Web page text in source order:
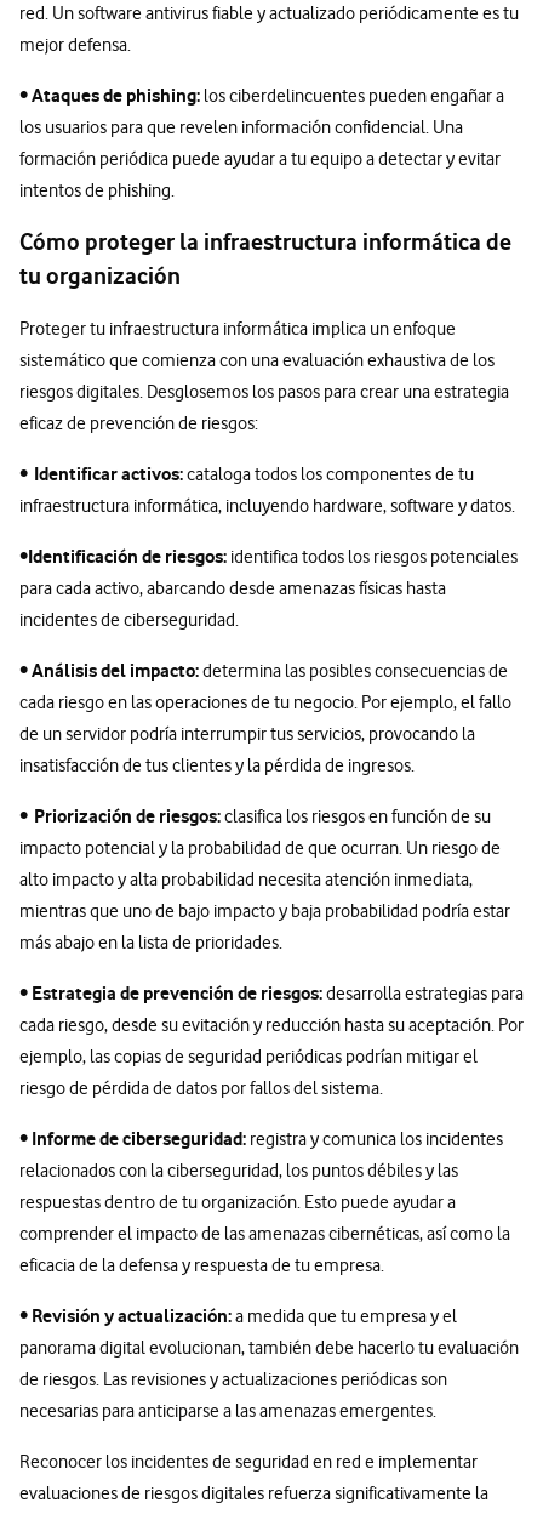
red. Un software antivirus fiable y actualizado periódicamente es tu
mejor defensa.
•Ataques de phishing: los ciberdelincuentes pueden engañar a
los usuarios para que revelen información confidencial. Una
formación periódica puede ayudar a tu equipo a detectar y evitar
intentos de phishing.
Cómo proteger la infraestructura informática de
tu organización
Proteger tu infraestructura informática implica un enfoque
sistemático que comienza con una evaluación exhaustiva de los
riesgos digitales. Desglosemos los pasos para crear una estrategia
eficaz de prevención de riesgos:
• Identificar activos:cataloga todos los componentes de tu
infraestructura informática, incluyendo hardware, software y datos.
•Identificación de riesgos: identifica todos los riesgos potenciales
para cada activo, abarcando desde amenazas físicas hasta
incidentes de ciberseguridad.
•Análisis del impacto:determina las posibles consecuencias de
cada riesgo en las operaciones de tu negocio. Por ejemplo, el fallo
de un servidor podría interrumpir tus servicios, provocando la
insatisfacción de tus clientes y la pérdida de ingresos.
• Priorización de riesgos:clasifica los riesgos en función de su
impacto potencial y la probabilidad de que ocurran. Un riesgo de
alto impacto y alta probabilidad necesita atención inmediata,
mientras que uno de bajo impacto y baja probabilidad podría estar
más abajo en la lista de prioridades.
• Estrategia de prevención de riesgos:desarrolla estrategias para
cada riesgo, desde su evitación y reducción hasta su aceptación. Por
ejemplo, las copias de seguridad periódicas podrían mitigar el
riesgo de pérdida de datos por fallos del sistema.
• Informe de ciberseguridad: registra y comunica los incidentes
relacionados con la ciberseguridad, los puntos débiles y las
respuestas dentro de tu organización. Esto puede ayudar a
comprender el impacto de las amenazas cibernéticas, así como la
eficacia de la defensa y respuesta de tu empresa.
• Revisión y actualización:a medida que tu empresa y el
panorama digital evolucionan, también debe hacerlo tu evaluación
de riesgos. Las revisiones y actualizaciones periódicas son
necesarias para anticiparse a las amenazas emergentes.
Reconocer los incidentes de seguridad en red e implementar
evaluaciones de riesgos digitales refuerza significativamente la